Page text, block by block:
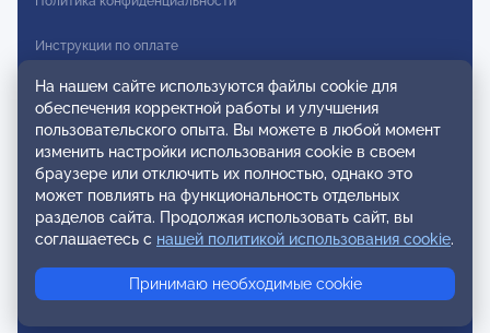
Инструкции по оплате
Карта сайта
Правила комментирования
Осторожно мошенники
© 2026 ОППЛ. Все права защищены. Использование материалов
разрешено только при использовании активной ссылки на
источник.
ООО «ОППЛ» Юридический адрес: 119002, г. Москва, ул. Арбат, д.
На нашем сайте используются файлы cookie для
обеспечения корректной работы и улучшения
пользовательского опыта. Вы можете в любой момент
изменить настройки использования cookie в своем
браузере или отключить их полностью, однако это
может повлиять на функциональность отдельных
разделов сайта. Продолжая использовать сайт, вы
соглашаетесь с нашей политикой использования cookie.
Принимаю необходимые cookie